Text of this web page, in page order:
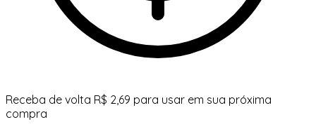
Receba de volta R$ 2,69 para usar em sua próxima
compra